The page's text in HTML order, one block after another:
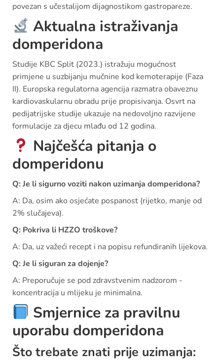
povezan s učestalijom dijagnostikom gastropareze.
Aktualna istraživanja
domperidona
Studije KBC Split (2023.) istražuju mogućnost
primjene u suzbijanju mučnine kod kemoterapije (Faza
II). Europska regulatorna agencija razmatra obaveznu
kardiovaskularnu obradu prije propisivanja. Osvrt na
pedijatrijske studije ukazuje na nedovoljno razvijene
formulacije za djecu mlađu od 12 godina.
Najčešća pitanja o
domperidonu
Q: Je li sigurno voziti nakon uzimanja domperidona?
A: Da, osim ako osjećate pospanost (rijetko, manje od
2% slučajeva).
Q: Pokriva li HZZO troškove?
A: Da, uz važeći recept i na popisu refundiranih lijekova.
Q: Je li siguran za dojenje?
A: Preporučuje se pod zdravstvenim nadzorom -
koncentracija u mlijeku je minimalna.
Smjernice za pravilnu
uporabu domperidona
Što trebate znati prije uzimanja: